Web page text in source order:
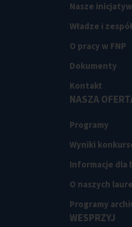
Nasze
Władze i zespół
O pracy w FNP
Dokumenty
Kontakt
NASZA
Programy
Wyniki
Informacje
O naszych
Programy
WESPRZYJ